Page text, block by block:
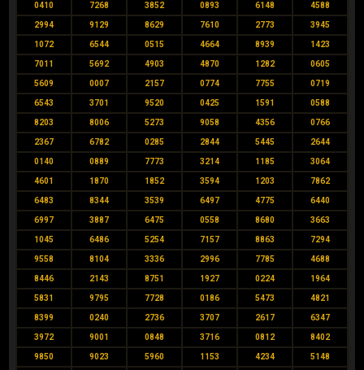
0410 7268 3852 0893 6148 4588
2994 9129 8629 7610 2773 3945
1072 6544 0515 4664 8939 1423
7011 5692 4903 4870 1282 0605
5609 0007 2157 0774 7755 0719
6543 3701 9520 0425 1591 0588
8203 8006 5273 9058 4356 0766
2367 6782 0285 2844 5445 2644
0140 0889 7773 3214 1185 3064
4601 1870 1852 3594 1203 7862
6483 8344 3539 6497 4775 6440
6997 3887 6475 0558 8680 3663
1045 6486 5254 7157 8863 7294
9558 8104 3336 2996 7785 4688
8446 2143 8751 1927 0224 1964
5831 9795 7728 0186 5473 4821
8399 0240 2736 3707 2617 6347
3972 9001 0848 3716 0812 8402
9850 9023 5960 1153 4234 5148